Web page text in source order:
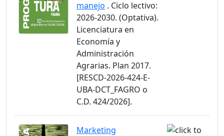
manejo . Ciclo lectivo:
2026-2030. (Optativa).
Licenciatura en
Economía y
Administración
Agrarias. Plan 2017.
[RESCD-2026-424-E-
UBA-DCT_FAGRO o
C.D. 424/2026].
Marketing